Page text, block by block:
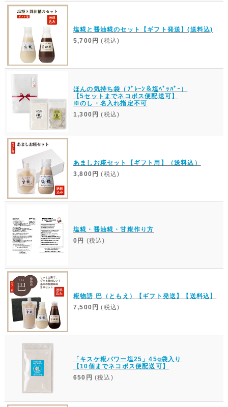
塩糀と醤油糀のセット【ギフト発送】(送料込)
5,700円 (税込)
ほんの気持ち袋（ﾌﾟﾚｰﾝ＆塩ﾍﾟｯﾊﾟｰ）
【5セットまでネコポス便配送可】
※のし・名入れ指定不可
1,300円 (税込)
あましお糀セット【ギフト用】（送料込）
3,800円 (税込)
塩糀・醤油糀・甘糀作り方
0円 (税込)
糀物語 巴（ともえ）【ギフト発送】【送料込】
7,500円 (税込)
「キスケ糀パワー塩25」45g袋入り
【10個までネコポス便配送可】
650円 (税込)